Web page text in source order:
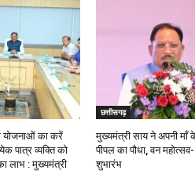
योजनाओं का करें
पात्र व्यक्ति को
लाभ : मुख्यमंत्री
छत्तीसगढ़
मुख्यमंत्री साय ने अपनी माँ
पीपल का पौधा, वन
शुभारंभ